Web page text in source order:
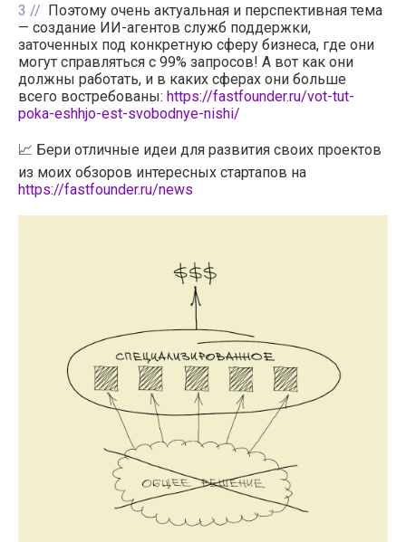
3
Поэтому очень актуальная и перспективная тема
— создание ИИ-агентов служб поддержки,
заточенных под конкретную сферу бизнеса, где они
могут справляться с 99% запросов! А вот как они
должны работать, и в каких сферах они больше
всего востребованы: https://fastfounder.ru/vot-tut-
poka-eshhjo-est-svobodnye-nishi/
📈 Бери отличные идеи для развития своих проектов
из моих обзоров интересных стартапов на
https://fastfounder.ru/news